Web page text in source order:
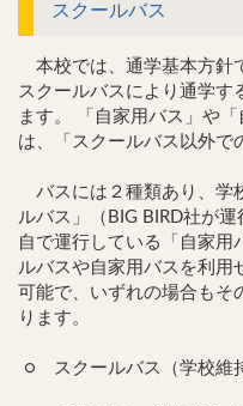
スクールバス
本校では、通学基本方針
スクールバスにより通学す
ます。 「自家用バス」や
は、「スクールバス以外で
バスには２種類あり、学
ルバス」（BIG BIRD社が
自で運行している「自家用
ルバスや自家用バスを利用
可能で、いずれの場合もそ
ります。
○ スクールバス（学校維